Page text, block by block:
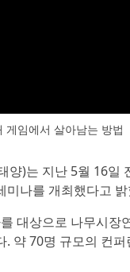
게임에서 살아남는 방법
)는 지난 5월 16일
미나를 개최했다고
대상으로 나무시장
약 70명 규모의 컨